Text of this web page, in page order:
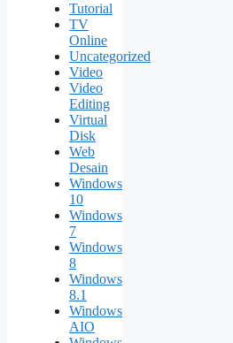
Tutorial
TV
Online
Uncategorized
Video
Video
Editing
Virtual
Disk
Web
Desain
Windows
10
Windows
7
Windows
8
Windows
8.1
Windows
AIO